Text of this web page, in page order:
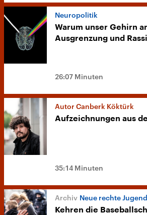
Neuropolitik
Warum unser Gehirn
Ausgrenzung und
26:07 Minuten
Autor Canberk Köktürk
Aufzeichnungen aus
35:14 Minuten
Neue rechte
Kehren die